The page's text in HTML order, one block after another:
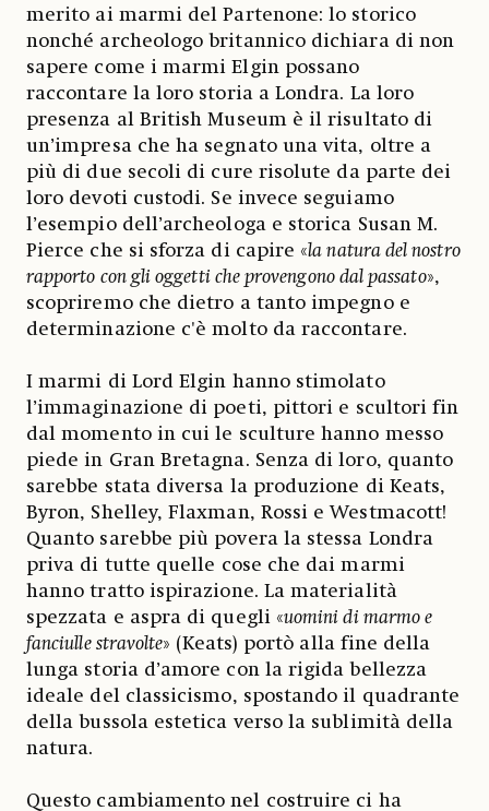
merito ai marmi del Partenone: lo storico
nonché archeologo britannico dichiara di non
sapere come i marmi Elgin possano
raccontare la loro storia a Londra. La loro
presenza al British Museum è il risultato di
un’impresa che ha segnato una vita, oltre a
più di due secoli di cure risolute da parte dei
loro devoti custodi. Se invece seguiamo
l’esempio dell’archeologa e storica Susan M.
Pierce che si sforza di capire «la natura del nostro
rapporto con gli oggetti che provengono dal passato»,
scopriremo che dietro a tanto impegno e
determinazione c'è molto da raccontare.
I marmi di Lord Elgin hanno stimolato
l’immaginazione di poeti, pittori e scultori fin
dal momento in cui le sculture hanno messo
piede in Gran Bretagna. Senza di loro, quanto
sarebbe stata diversa la produzione di Keats,
Byron, Shelley, Flaxman, Rossi e Westmacott!
Quanto sarebbe più povera la stessa Londra
priva di tutte quelle cose che dai marmi
hanno tratto ispirazione. La materialità
spezzata e aspra di quegli «uomini di marmo e
fanciulle stravolte» (Keats) portò alla fine della
lunga storia d’amore con la rigida bellezza
ideale del classicismo, spostando il quadrante
della bussola estetica verso la sublimità della
natura.
Questo cambiamento nel costruire ci ha